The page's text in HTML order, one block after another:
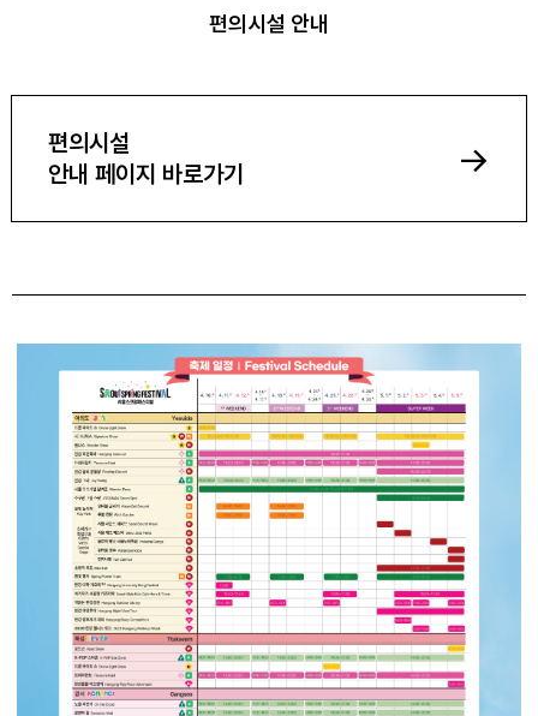
편의시설 안내
편의시설
안내 페이지 바로가기
->